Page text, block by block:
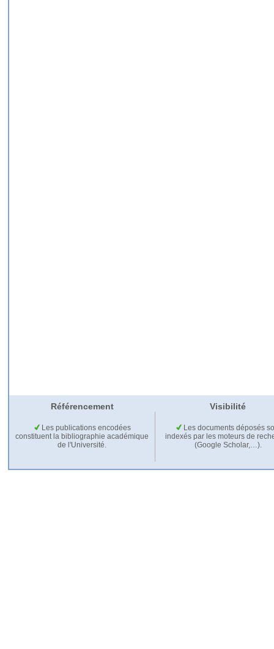
Référencement Visibilité
Les publications encodées
constituent la bibliographie académique
de l'Université.
Les documents déposés
indexés par les moteurs de
(Google Scholar,…).